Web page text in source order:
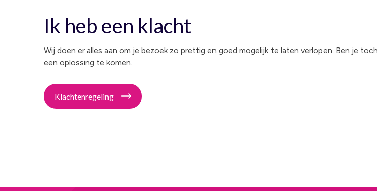
Ik heb een klacht
Wij doen er alles aan om je bezoek zo prettig en goed mogelijk te laten verlopen. Ben je
een oplossing te komen.
Klachtenregeling